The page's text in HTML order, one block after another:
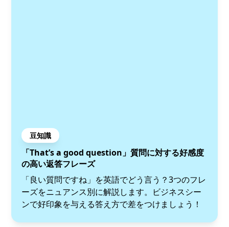
豆知識
「That’s a good question」質問に対する好感度
の高い返答フレーズ
「良い質問ですね」を英語でどう言う？3つのフレ
ーズをニュアンス別に解説します。ビジネスシー
ンで好印象を与える答え方で差をつけましょう！